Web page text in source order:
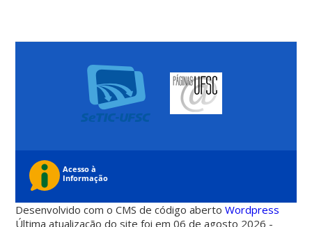
Desenvolvido com o CMS de código abertoWordpress
Última atualização do site foi em 06 de agosto 2026 -